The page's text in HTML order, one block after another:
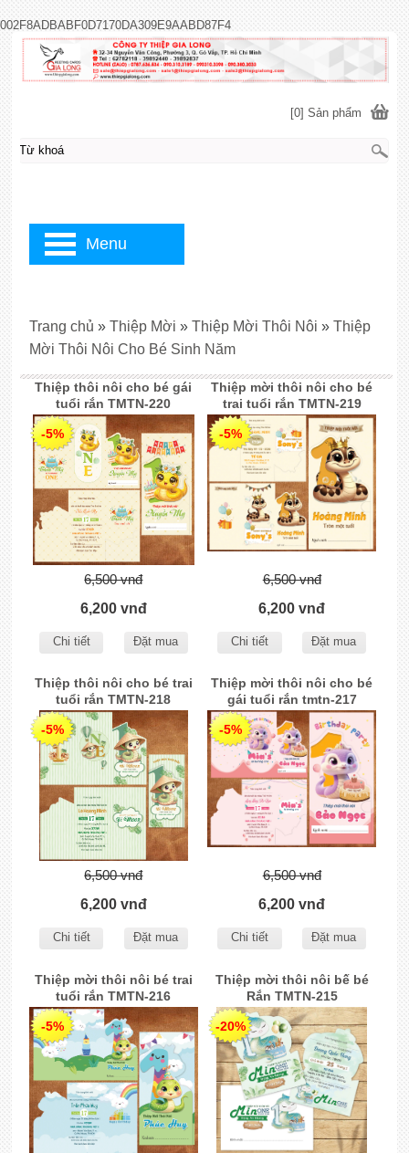
002F8ADBABF0D7170DA309E9AABD87F4
Thiệp thôi nôi cho bé gái
tuổi rắn TMTN-220
-5%
6,500 vnđ
6,200 vnđ
Chi tiết Đặt mua
Thiệp mời thôi nôi cho bé
trai tuổi rắn TMTN-219
-5%
6,500 vnđ
6,200 vnđ
Chi tiết Đặt mua
Thiệp thôi nôi cho bé trai
tuổi rắn TMTN-218
-5%
6,500 vnđ
6,200 vnđ
Chi tiết Đặt mua
Thiệp mời thôi nôi cho bé
gái tuổi rắn tmtn-217
-5%
6,500 vnđ
6,200 vnđ
Chi tiết Đặt mua
Thiệp mời thôi nôi bé trai
tuổi rắn TMTN-216
-5%
Thiệp mời thôi nôi bế bé
Rắn TMTN-215
-20%
Trang chủ » Thiệp Mời » Thiệp Mời Thôi Nôi » Thiệp
Mời Thôi Nôi Cho Bé Sinh Năm
[0] Sản phẩm
Menu